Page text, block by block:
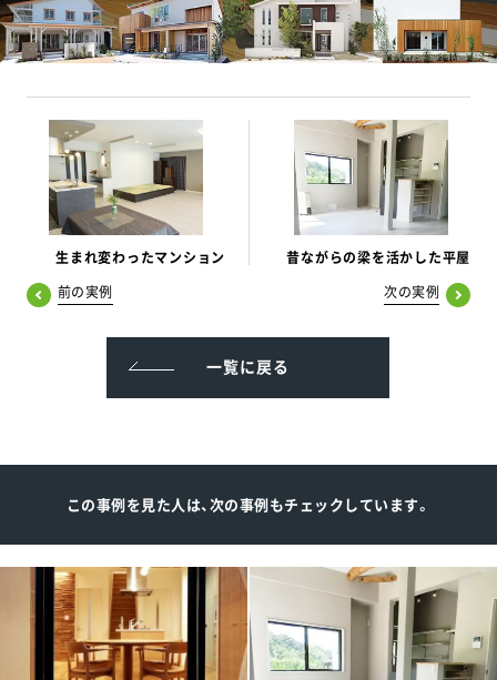
生まれ変わったマンション
前の実例
昔ながらの梁を活かした平屋
次の実例
一覧に戻る
この事例を見た人は、次の事例もチェックしています。